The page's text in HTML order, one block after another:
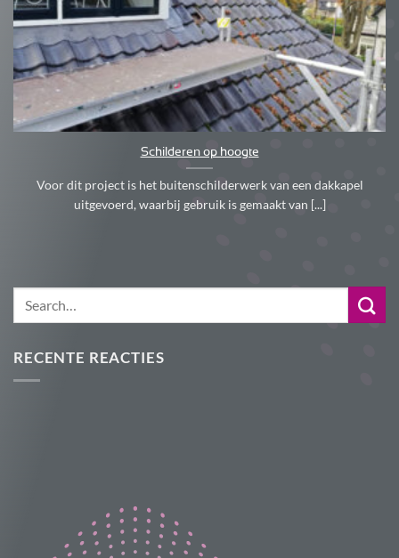
Schilderen op hoogte
Voor dit project is het buitenschilderwerk van een dakkapel
uitgevoerd, waarbij gebruik is gemaakt van [...]
RECENTE REACTIES